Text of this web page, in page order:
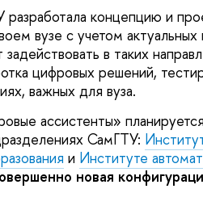
концепцию и
вузе с учетом актуальных
в таких
цифровых решений,
важных для вуза.
ассистенты»
СамГТУ:
и Институте
новая